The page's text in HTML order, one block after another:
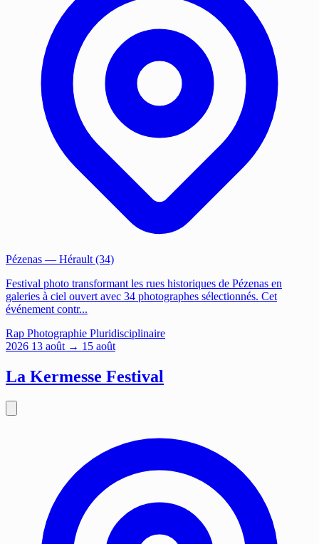
Pézenas — Hérault (34)
Festival photo transformant les rues historiques de Pézenas en
galeries à ciel ouvert avec 34 photographes sélectionnés. Cet
événement contr...
Rap Photographie Pluridisciplinaire
2026 13 août → 15 août
La Kermesse Festival